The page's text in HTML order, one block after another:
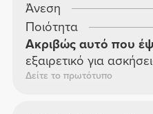
Άνεση
Ποιότητα
Ακριβώς αυτό που
εξαιρετικό για
Δείτε το πρωτότυπο